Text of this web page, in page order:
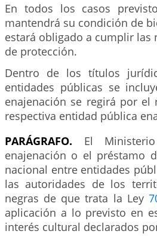
En todos los casos
mantendrá su condición de
estará obligado a cumplir las
de protección.
Dentro de los títulos
entidades públicas se
enajenación se regirá por
respectiva entidad pública
PARÁGRAFO. El
enajenación o el préstamo
nacional entre entidades
las autoridades de los
negras de que trata la Ley
aplicación a lo previsto en
interés cultural declarados